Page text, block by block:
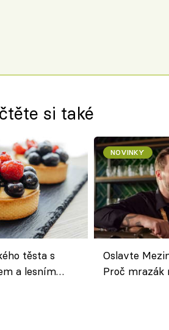
si také
těsta s
a lesním
NOVINKY
Oslavte
Proč